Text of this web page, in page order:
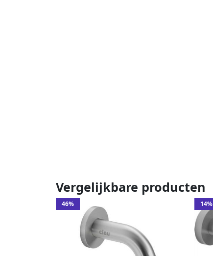
Vergelijkbare producten
46% 14%